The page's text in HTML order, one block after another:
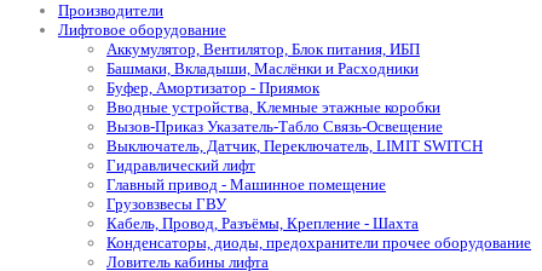
Производители
Лифтовое оборудование
Аккумулятор, Вентилятор, Блок питания, ИБП
Башмаки, Вкладыши, Маслёнки и Расходники
Буфер, Амортизатор - Приямок
Вводные устройства, Клемные этажные коробки
Вызов-Приказ Указатель-Табло Связь-Освещение
Выключатель, Датчик, Переключатель, LIMIT SWITCH
Гидравлический лифт
Главный привод - Машинное помещение
Грузовзвесы ГВУ
Кабель, Провод, Разъёмы, Крепление - Шахта
Конденсаторы, диоды, предохранители прочее оборудование
Ловитель кабины лифта